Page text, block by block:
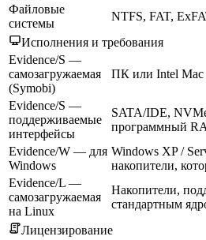
Файловые
системы
NTFS, FAT,
Исполнения и требования
Evidence/S —
самозагружаемая
(Symobi)
ПК или Intel
Evidence/S —
поддерживаемые
интерфейсы
SATA/IDE,
программный
Evidence/W — для
Windows
Windows XP /
накопители,
Evidence/L —
самозагружаемая
на Linux
Накопители,
стандартным
Лицензирование